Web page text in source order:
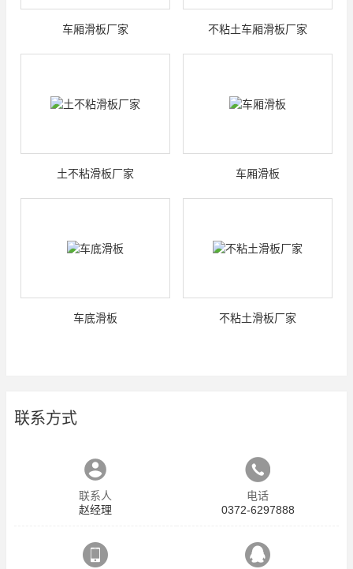
车厢滑板厂家 不粘土车厢滑板厂家
土不粘滑板厂家 车厢滑板
车底滑板 不粘土滑板厂家
联系方式
联系人
赵经理
电话
0372-6297888